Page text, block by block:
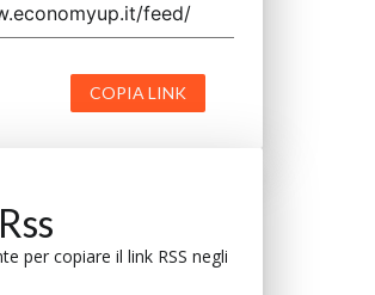
COPIA LINK
per copiare il link RSS negli